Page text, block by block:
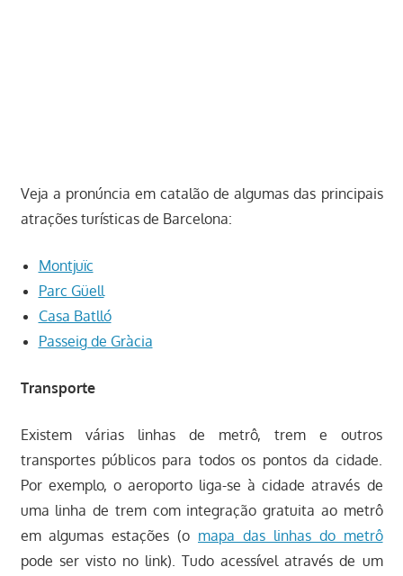
Veja a pronúncia em catalão de algumas das principais
atrações turísticas de Barcelona:
Montjuïc
Parc Güell
Casa Batlló
Passeig de Gràcia
Transporte
Existem várias linhas de metrô, trem e outros
transportes públicos para todos os pontos da cidade.
Por exemplo, o aeroporto liga-se à cidade através de
uma linha de trem com integração gratuita ao metrô
em algumas estações (o mapa das linhas do metrô
pode ser visto no link). Tudo acessível através de um